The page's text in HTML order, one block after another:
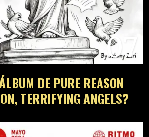
07
DE PURE REASON
TERRIFYING ANGELS?